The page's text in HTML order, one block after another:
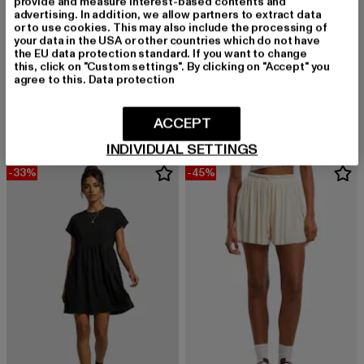
URBAN CLASSICS
Turtle Extended
Derzeitiger Preis: 14,10 EURAktionspreis: 29,99 EUR
KARL KANI
21,89 EUR
Derzeitiger Preis: 21,89 EUR
29,99 EUR
-33% -45%
advertising. In addition, we allow partners to extract data
or to use cookies. This may also include the processing of
your data in the USA or other countries which do not have
the EU data protection standard. If you want to change
this, click on "Custom settings". By clicking on "Accept" you
agree to this. Data protection
INDIVIDUAL SETTINGS
ACCEPT